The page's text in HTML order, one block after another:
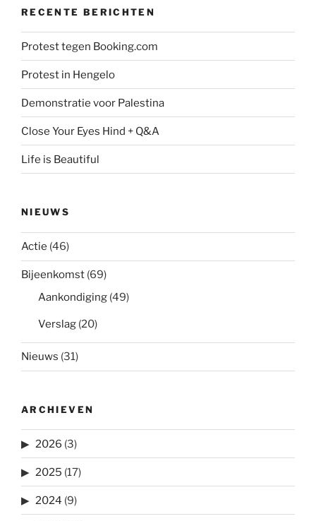
RECENTE BERICHTEN
Protest tegen Booking.com
Protest in Hengelo
Demonstratie voor Palestina
Close Your Eyes Hind + Q&A
Life is Beautiful
NIEUWS
Actie (46)
Bijeenkomst (69)
Aankondiging (49)
Verslag (20)
Nieuws (31)
ARCHIEVEN
2026 (3)
2025 (17)
2024 (9)